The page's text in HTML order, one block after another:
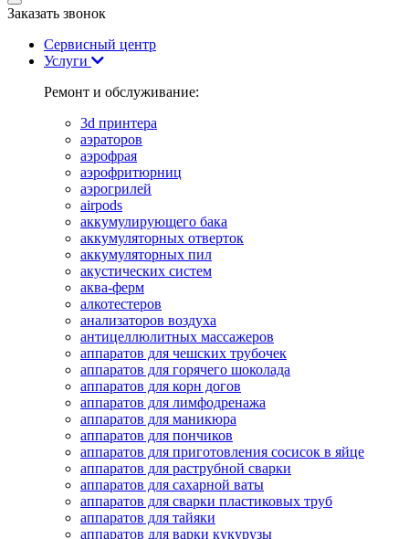
Заказать звонок
Сервисный центр
Услуги
Ремонт и обслуживание:
3d принтера
аэраторов
аэрофрая
аэрофритюрниц
аэрогрилей
airpods
аккумулирующего бака
аккумуляторных отверток
аккумуляторных пил
акустических систем
аква-ферм
алкотестеров
анализаторов воздуха
антицеллюлитных массажеров
аппаратов для чешских трубочек
аппаратов для горячего шоколада
аппаратов для корн догов
аппаратов для лимфодренажа
аппаратов для маникюра
аппаратов для пончиков
аппаратов для приготовления сосисок в яйце
аппаратов для раструбной сварки
аппаратов для сахарной ваты
аппаратов для сварки пластиковых труб
аппаратов для тайяки
аппаратов для варки кукурузы